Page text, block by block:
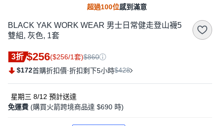
超過100位感到滿意
BLACK YAK WORK WEAR 男士日常健走登山襪5
雙組, 灰色, 1套
3折 $256($256/1套)$860
$172首購折扣價·折扣剩下5小時$428
星期三 8/12 預計送達
免運費 (購買火箭跨境商品達 $690 時)